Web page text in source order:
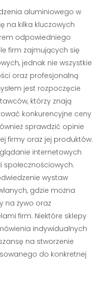
aluminiowego w
na kilka kluczowych
odpowiedniego
firm zajmujących się
jednak nie wszystkie
oraz profesjonalną
jest rozpoczęcie
którzy znają
konkurencyjne ceny
sprawdzić opinie
firmy oraz jej produktów.
internetowych
wystaw
gdzie można
na żywo oraz
firm. Niektóre sklepy
indywidualnych
na stworzenie
do konkretnej